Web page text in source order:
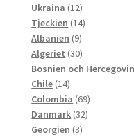
Ukraina 1212
produkter
Tjeckien 1414
Albanien 99
produkter
Algeriet 3030
produkter
Bosnien och
Chile 1414
produkter
Colombia 6969
produkter
Danmark 3232
Georgien 33